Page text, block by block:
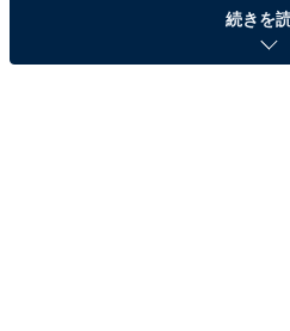
続きを